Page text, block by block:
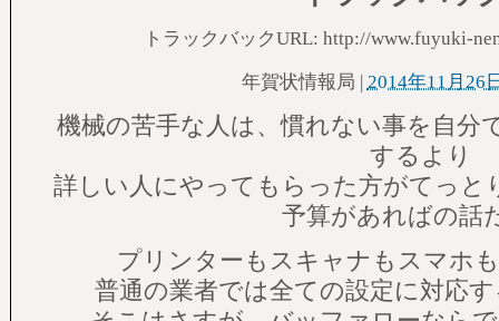
トラックバックURL: http://www.fuyuki-
年賀状情報局 2014年11月26
機械の苦手な人は、慣れない事を自分
するより
詳しい人にやってもらった方がてっと
予算があればの話
プリンターもスキャナもスマホ
普通の業者では全ての設定に対応